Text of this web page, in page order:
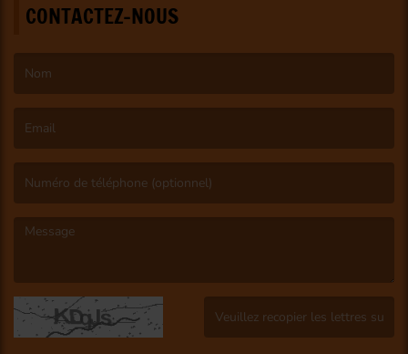
CONTACTEZ-NOUS